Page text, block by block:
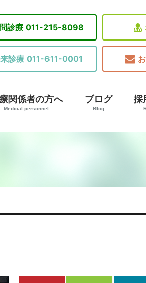
診療 011-215-8098
診療 011-611-0001
関係者の方へ
Medical personnel
ブログ
Blog
採